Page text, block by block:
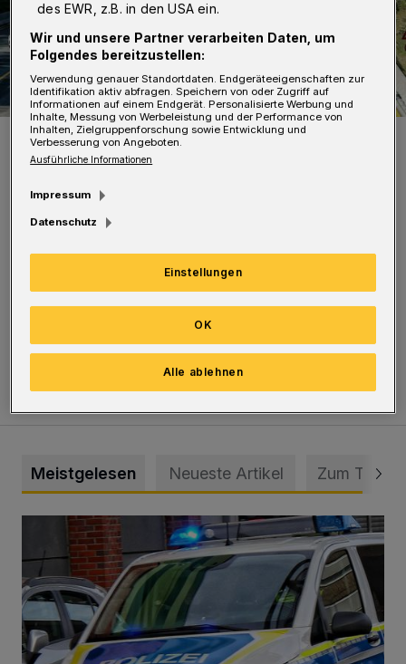
Die Baustelle auf der A 46.
Foto: Achim Otto
In Fahrtrichtung Düsseldorf werden
Lärmschutzwände entlang der Strecke
montiert. Deshalb kann nur eine Spur
freigegeben werden.
Meistgelesen Neueste Artikel Zum Thema
Mann beschädigt Autos in Parkhaus
des EWR, z.B. in den USA ein.
Wir und unsere Partner verarbeiten Daten, um
Folgendes bereitzustellen:
Verwendung genauer Standortdaten. Endgeräteeigenschaften zur
Identifikation aktiv abfragen. Speichern von oder Zugriff auf
Informationen auf einem Endgerät. Personalisierte Werbung und
Inhalte, Messung von Werbeleistung und der Performance von
Inhalten, Zielgruppenforschung sowie Entwicklung und
Verbesserung von Angeboten.
Ausführliche Informationen
Impressum
Datenschutz
Einstellungen
Alle ablehnen
OK